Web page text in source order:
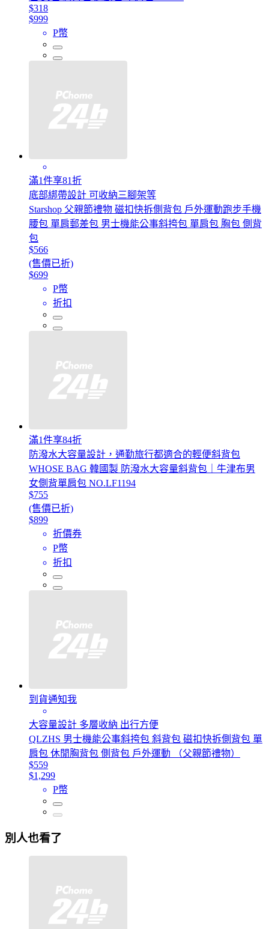
$318
$999
P幣
滿1件享81折
底部綁帶設計 可收納三腳架等
Starshop 父親節禮物 磁扣快拆側背包 戶外運動跑步手機
腰包 單肩郵差包 男士機能公事斜挎包 單肩包 胸包 側背
包
$566
(售價已折)
$699
P幣
折扣
滿1件享84折
防潑水大容量設計，通勤旅行都適合的輕便斜背包
WHOSE BAG 韓國製 防潑水大容量斜背包｜牛津布男
女側背單肩包 NO.LF1194
$755
(售價已折)
$899
折價券
P幣
折扣
到貨通知我
大容量設計 多層收納 出行方便
QLZHS 男士機能公事斜挎包 斜背包 磁扣快拆側背包 單
肩包 休閒胸背包 側背包 戶外運動 （父親節禮物）
$559
$1,299
P幣
別人也看了